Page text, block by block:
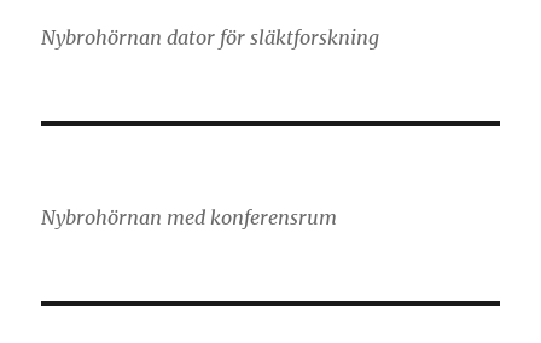
Nybrohörnan dator för släktforskning
Nybrohörnan med konferensrum